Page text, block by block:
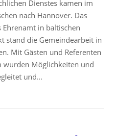
Dienstes kamen im
nach Hannover. Das
Ehrenamt in baltischen
stand die Gemeindearbeit in
Mit Gästen und Referenten
wurden Möglichkeiten und
und...